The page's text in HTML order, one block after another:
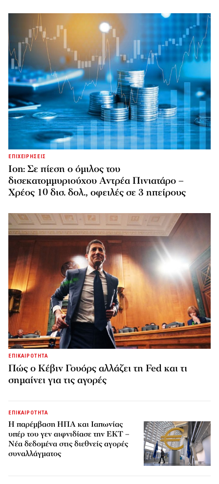
ΕΠΙΧΕΙΡΗΣΕΙΣ
Ion: Σε πίεση ο όμιλος του
δισεκατομμυριούχου Αντρέα Πινιατάρο –
Χρέος 10 δισ. δολ., οφειλές σε 3 ηπείρους
ΕΠΙΚΑΙΡΟΤΗΤΑ
Πώς ο Κέβιν Γουόρς αλλάζει τη Fed και τι
σημαίνει για τις αγορές
ΕΠΙΚΑΙΡΟΤΗΤΑ
Η παρέμβαση ΗΠΑ και Ιαπωνίας
υπέρ του γεν αιφνιδίασε την ΕΚΤ –
Νέα δεδομένα στις διεθνείς αγορές
συναλλάγματος